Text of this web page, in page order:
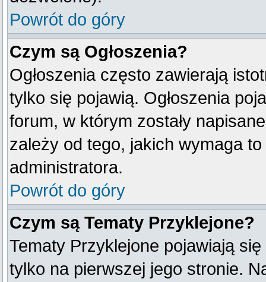
Powrót do góry
Czym są Ogłoszenia?
Ogłoszenia często zawierają
tylko się pojawią. Ogłoszenia
forum, w którym zostały
zależy od tego, jakich wymaga
administratora.
Powrót do góry
Czym są Tematy Przyklejone?
Tematy Przyklejone pojawiają
tylko na pierwszej jego stronie.